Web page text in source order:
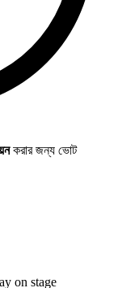
করার জন্য ভোট
on stage